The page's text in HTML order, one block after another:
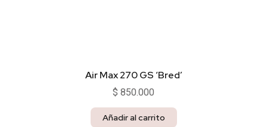
Air Max 270 GS ‘Bred’
$ 850.000
Añadir al carrito